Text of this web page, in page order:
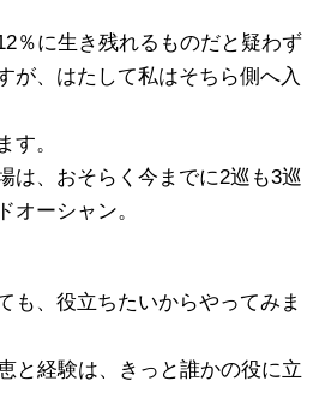
％に生き残れるものだと疑わず
が、はたして私はそちら側へ入
す。
は、おそらく今までに2巡も3巡
オーシャン。
も、役立ちたいからやってみま
と経験は、きっと誰かの役に立